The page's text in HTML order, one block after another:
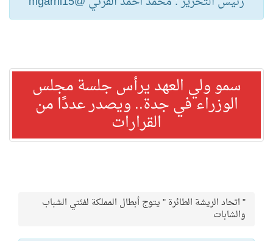
سمو ولي العهد يرأس جلسة مجلس
الوزراء في جدة.. ويصدر عددًا من
القرارات
" اتحاد الريشة الطائرة " يتوج أبطال المملكة لفئتي الشباب
والشابات